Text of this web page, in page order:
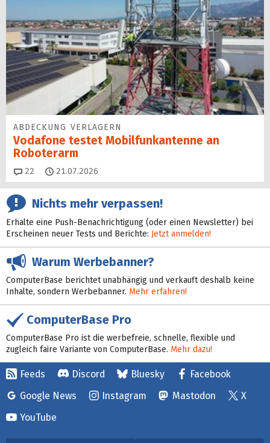
ABDECKUNG VERLAGERN
Vodafone testet Mobilfunk­antenne an
Roboterarm
22 Kommentare
21.07.2026
Nichts mehr verpassen!
Erhalte eine Push-Benachrichtigung (oder einen Newsletter) bei
Erscheinen neuer Tests und Berichte: Jetzt anmelden!
Warum Werbebanner?
ComputerBase berichtet unabhängig und verkauft deshalb keine
Inhalte, sondern Werbebanner. Mehr erfahren!
ComputerBase Pro
ComputerBase Pro ist die werbefreie, schnelle, flexible und
zugleich faire Variante von ComputerBase. Mehr dazu!
Feeds Discord Bluesky
Facebook
Google News
Instagram Mastodon
X
YouTube